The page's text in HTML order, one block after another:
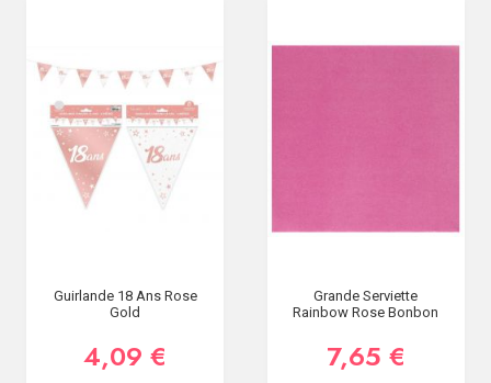
Guirlande 18 Ans Rose
Gold
4,09 €
Grande Serviette
Rainbow Rose Bonbon
7,65 €